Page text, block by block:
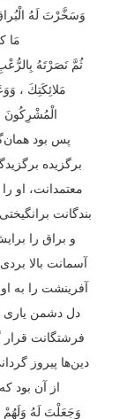
وَسَخَّرْتَ لَهُ
مَا
ثُمَّ نَصَرْتَهُ
مَلائِكَتِكَ ،
الْمُشْرِكُونَ
پس بود
برگزیده
معتمدانت، او
بندگانت
و براق را
آسمانت بالا
آفرینشت را به
دل دشمن یاری
فرشتگانت قرار
دین‌ها پیروز
از آن بود
وَجَعَلْتَ لَهُ وَلَهُمْ